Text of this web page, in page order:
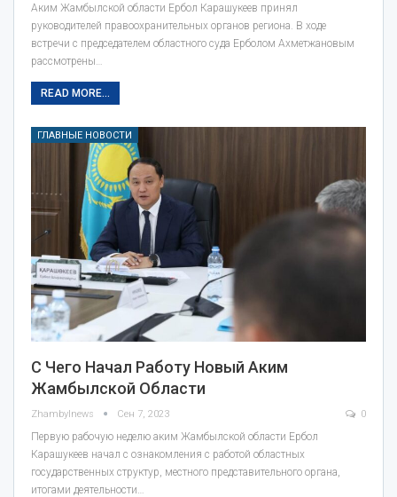
Аким Жамбылской области Ербол Карашукеев принял
руководителей правоохранительных органов региона. В ходе
встречи с председателем областного суда Ерболом Ахметжановым
рассмотрены…
READ MORE...
ГЛАВНЫЕ НОВОСТИ
С Чего Начал Работу Новый Аким
Жамбылской Области
Zhambylnews Сен 7, 2023 0
Первую рабочую неделю аким Жамбылской области Ербол
Карашукеев начал с ознакомления с работой областных
государственных структур, местного представительного органа,
итогами деятельности…